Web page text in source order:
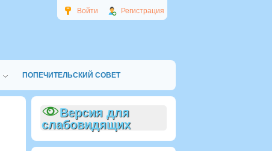
Войти Регистрация
ПОПЕЧИТЕЛЬСКИЙ СОВЕТ
Версия для
слабовидящих